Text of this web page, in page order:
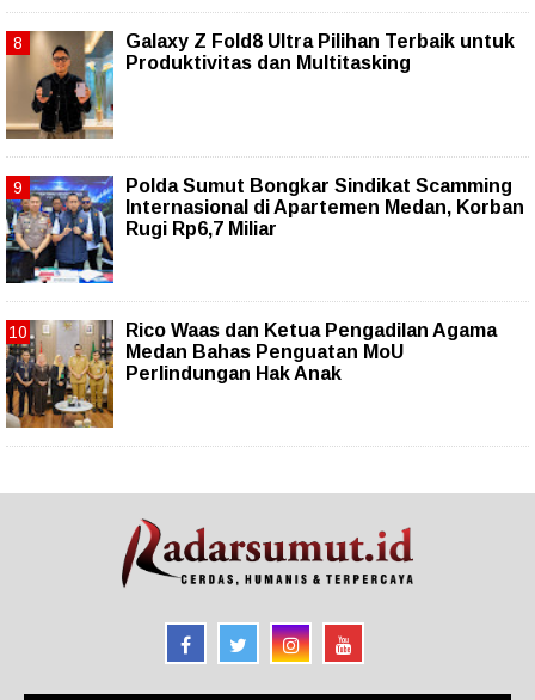
Galaxy Z Fold8 Ultra Pilihan Terbaik untuk
Produktivitas dan Multitasking
Polda Sumut Bongkar Sindikat Scamming
Internasional di Apartemen Medan, Korban
Rugi Rp6,7 Miliar
Rico Waas dan Ketua Pengadilan Agama
Medan Bahas Penguatan MoU
Perlindungan Hak Anak